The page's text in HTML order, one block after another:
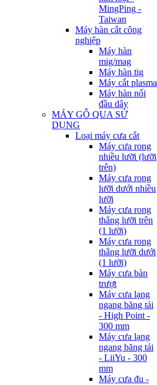
MingPing -
Taiwan
Máy hàn cắt công
nghiệp
Máy hàn
mig/mag
Máy hàn tig
Máy cắt plasma
Máy hàn nối
đầu dây
MÁY GỖ QUA SỬ
DỤNG
Loại máy cưa cắt
Máy cưa rong
nhiều lưỡi (lưỡi
trên)
Máy cưa rong
lưỡi dưới nhiều
lưỡi
Máy cưa rong
thẳng lưỡi trên
(1 lưỡi)
Máy cưa rong
thẳng lưỡi dưới
(1 lưỡi)
Máy cưa bàn
trượt
Máy cưa lạng
ngang băng tải
- High Point -
300 mm
Máy cưa lạng
ngang băng tải
- LiiYu - 300
mm
Máy cưa đu -